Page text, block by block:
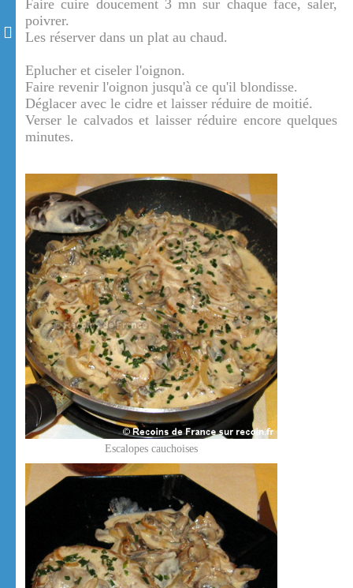
Faire cuire doucement 3 mn sur chaque face, saler,
poivrer.
Les réserver dans un plat au chaud.
Eplucher et ciseler l'oignon.
Faire revenir l'oignon jusqu'à ce qu'il blondisse.
Déglacer avec le cidre et laisser réduire de moitié.
Verser le calvados et laisser réduire encore quelques
minutes.
Escalopes cauchoises